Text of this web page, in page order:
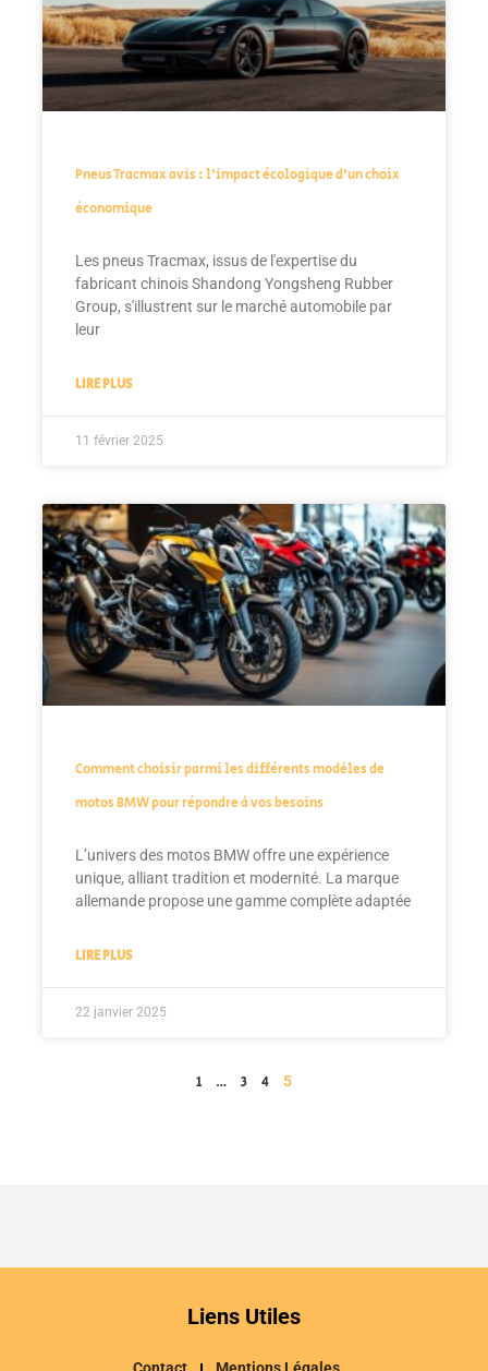
Pneus Tracmax avis : l’impact écologique d’un choix
économique
Les pneus Tracmax, issus de l'expertise du
fabricant chinois Shandong Yongsheng Rubber
Group, s'illustrent sur le marché automobile par
leur
LIRE PLUS
11 février 2025
Comment choisir parmi les différents modèles de
motos BMW pour répondre à vos besoins
L’univers des motos BMW offre une expérience
unique, alliant tradition et modernité. La marque
allemande propose une gamme complète adaptée
LIRE PLUS
22 janvier 2025
1 … 3 4 5
Liens Utiles